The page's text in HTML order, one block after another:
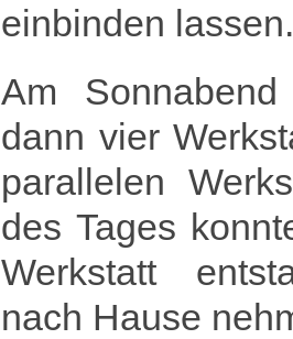
einbinden
Am
dann vier
parallelen
des Tages
Werkstatt
nach Hause